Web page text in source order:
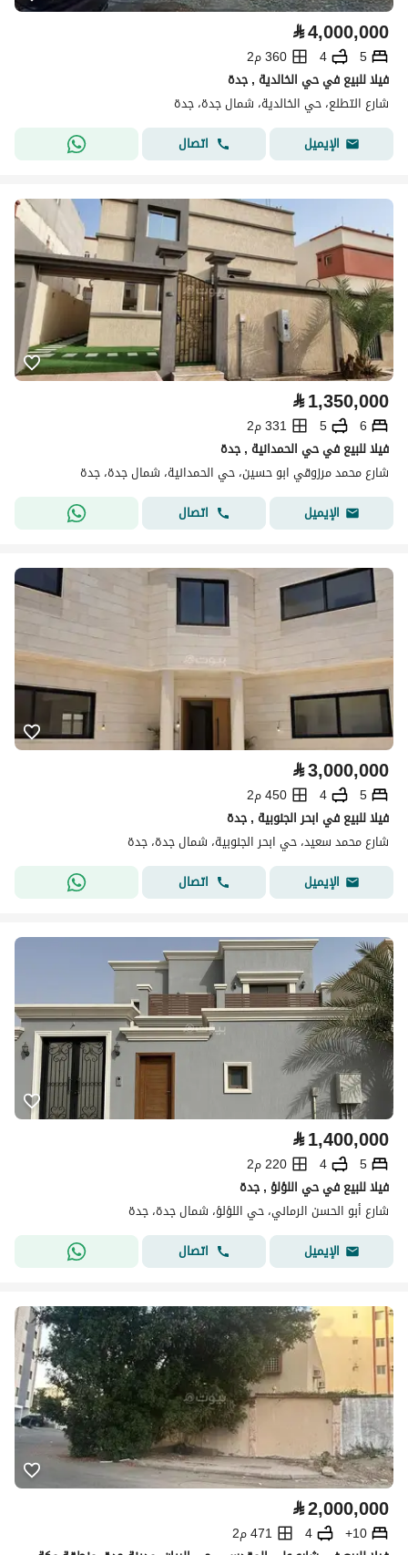
⃁4,000,000
5
4
360 م2
فيلا للبيع في حي الخالدية , جدة
شارع التطلع، حي الخالدية، شمال جدة، جدة
الإيميل
اتصال
⃁1,350,000
6
5
331 م2
فيلا للبيع في حي الحمدانية , جدة
شارع محمد مرزوقي ابو حسين، حي الحمدانية، شمال جدة، جدة
الإيميل
اتصال
⃁3,000,000
5
4
450 م2
فيلا للبيع في ابحر الجنوبية , جدة
شارع محمد سعيد، حي ابحر الجنوبية، شمال جدة، جدة
الإيميل
اتصال
⃁1,400,000
5
4
220 م2
فيلا للبيع في حي اللؤلؤ , جدة
شارع أبو الحسن الرماني، حي اللؤلؤ، شمال جدة، جدة
الإيميل
اتصال
⃁2,000,000
10+
4
471 م2